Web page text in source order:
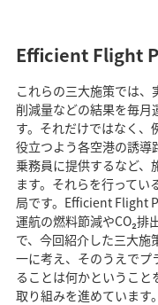
Efficient Flight
これらの三大施策では、
削減量などの結果を毎月
す。それだけではなく
役立つよう各空港の誘導
乗務員に提供するなど、
ます。それらを行って
局です。Efficient Flight
運航の燃料節減やCO₂排
で、今回紹介した三大施
一に考え、そのうえでプ
ることは何かというこ
取り組みを進めています。